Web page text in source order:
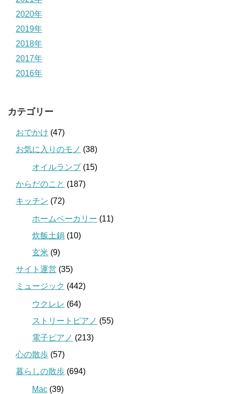
2020年
2019年
2018年
2017年
2016年
カテゴリー
おでかけ (47)
お気に入りのモノ (38)
オイルランプ(15)
からだのこと (187)
キッチン (72)
ホームベーカリー (11)
炊飯土鍋 (10)
玄米 (9)
サイト運営 (35)
ミュージック (442)
ウクレレ (64)
ストリートピアノ (55)
電子ピアノ (213)
心の散歩 (57)
暮らしの散歩 (694)
Mac (39)